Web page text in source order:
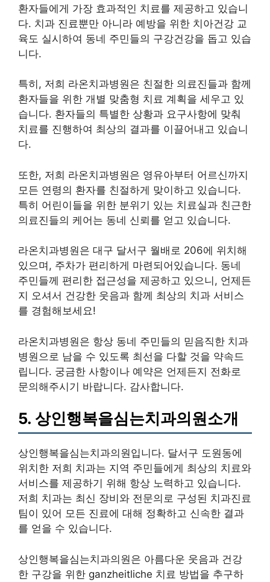
환자들에게 가장 효과적인 치료를 제공하고 있습니
다. 치과 진료뿐만 아니라 예방을 위한 치아건강 교
육도 실시하여 동네 주민들의 구강건강을 돕고 있습
니다.
특히, 저희 라온치과병원은 친절한 의료진들과 함께
환자들을 위한 개별 맞춤형 치료 계획을 세우고 있
습니다. 환자들의 특별한 상황과 요구사항에 맞춰
치료를 진행하여 최상의 결과를 이끌어내고 있습니
다.
또한, 저희 라온치과병원은 영유아부터 어르신까지
모든 연령의 환자를 친절하게 맞이하고 있습니다.
특히 어린이들을 위한 분위기 있는 치료실과 친근한
의료진들의 케어는 동네 신뢰를 얻고 있습니다.
라온치과병원은 대구 달서구 월배로 206에 위치해
있으며, 주차가 편리하게 마련되어있습니다. 동네
주민들께 편리한 접근성을 제공하고 있으니, 언제든
지 오셔서 건강한 웃음과 함께 최상의 치과 서비스
를 경험해보세요!
라온치과병원은 항상 동네 주민들의 믿음직한 치과
병원으로 남을 수 있도록 최선을 다할 것을 약속드
립니다. 궁금한 사항이나 예약은 언제든지 전화로
문의해주시기 바랍니다. 감사합니다.
5. 상인행복을심는치과의원소개
상인행복을심는치과의원입니다. 달서구 도원동에
위치한 저희 치과는 지역 주민들에게 최상의 치료와
서비스를 제공하기 위해 항상 노력하고 있습니다.
저희 치과는 최신 장비와 전문의로 구성된 치과진료
팀이 있어 모든 진료에 대해 정확하고 신속한 결과
를 얻을 수 있습니다.
상인행복을심는치과의원은 아름다운 웃음과 건강
한 구강을 위한 ganzheitliche 치료 방법을 추구하